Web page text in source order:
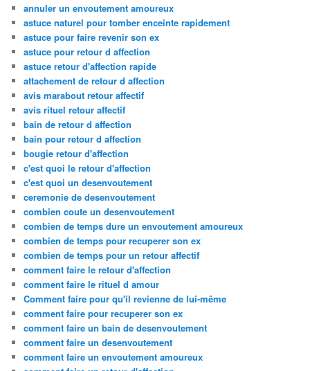
annuler un envoutement amoureux
astuce naturel pour tomber enceinte rapidement
astuce pour faire revenir son ex
astuce pour retour d affection
astuce retour d'affection rapide
attachement de retour d affection
avis marabout retour affectif
avis rituel retour affectif
bain de retour d affection
bain pour retour d affection
bougie retour d'affection
c'est quoi le retour d'affection
c'est quoi un desenvoutement
ceremonie de desenvoutement
combien coute un desenvoutement
combien de temps dure un envoutement amoureux
combien de temps pour recuperer son ex
combien de temps pour un retour affectif
comment faire le retour d'affection
comment faire le rituel d amour
Comment faire pour qu'il revienne de lui-même
comment faire pour recuperer son ex
comment faire un bain de desenvoutement
comment faire un desenvoutement
comment faire un envoutement amoureux